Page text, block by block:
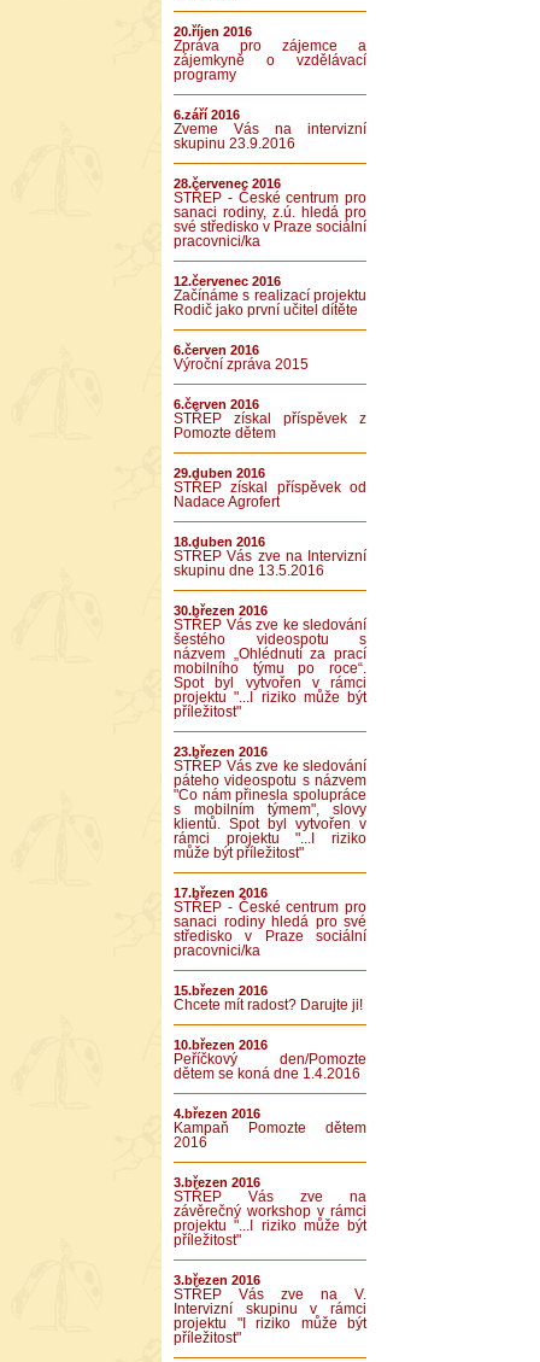
20.říjen 2016
Zpráva pro zájemce a
zájemkyně o vzdělávací
programy
6.září 2016
Zveme Vás na intervizní
skupinu 23.9.2016
28.červenec 2016
STŘEP - České centrum pro
sanaci rodiny, z.ú. hledá pro
své středisko v Praze sociální
pracovnici/ka
12.červenec 2016
Začínáme s realizací projektu
Rodič jako první učitel dítěte
6.červen 2016
Výroční zpráva 2015
6.červen 2016
STŘEP získal příspěvek z
Pomozte dětem
29.duben 2016
STŘEP získal příspěvek od
Nadace Agrofert
18.duben 2016
STŘEP Vás zve na Intervizní
skupinu dne 13.5.2016
30.březen 2016
STŘEP Vás zve ke sledování
šestého videospotu s
názvem „Ohlédnutí za prací
mobilního týmu po roce“.
Spot byl vytvořen v rámci
projektu "...I riziko může být
příležitost"
23.březen 2016
STŘEP Vás zve ke sledování
páteho videospotu s názvem
"Co nám přinesla spolupráce
s mobilním týmem", slovy
klientů. Spot byl vytvořen v
rámci projektu "...I riziko
může být příležitost"
17.březen 2016
STŘEP - České centrum pro
sanaci rodiny hledá pro své
středisko v Praze sociální
pracovnici/ka
15.březen 2016
Chcete mít radost? Darujte ji!
10.březen 2016
Peříčkový den/Pomozte
dětem se koná dne 1.4.2016
4.březen 2016
Kampaň Pomozte dětem
2016
3.březen 2016
STŘEP Vás zve na
závěrečný workshop v rámci
projektu "...I riziko může být
příležitost"
3.březen 2016
STŘEP Vás zve na V.
Intervizní skupinu v rámci
projektu "I riziko může být
příležitost"